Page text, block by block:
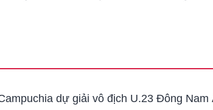
dự giải vô địch U.23 Đông